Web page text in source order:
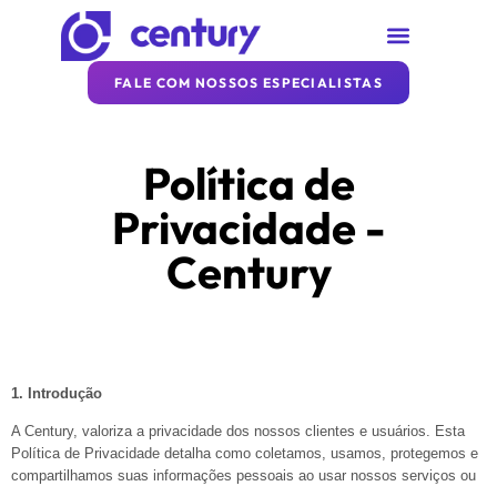
FALE COM NOSSOS ESPECIALISTAS
Política de
Privacidade -
Century
1. Introdução
A Century, valoriza a privacidade dos nossos clientes e usuários. Esta
Política de Privacidade detalha como coletamos, usamos, protegemos e
compartilhamos suas informações pessoais ao usar nossos serviços ou